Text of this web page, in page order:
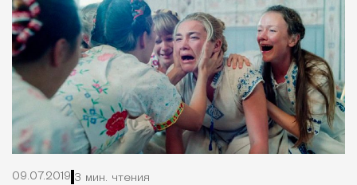
09.07.2019 3 мин. чтения